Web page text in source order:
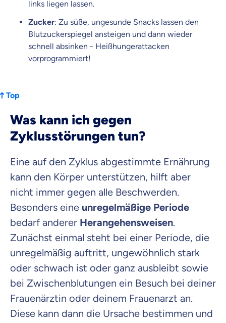
links liegen lassen.
Zucker: Zu süße, ungesunde Snacks lassen den
Blutzuckerspiegel ansteigen und dann wieder
schnell absinken - Heißhungerattacken
vorprogrammiert!
Top
Was kann ich gegen
Zyklusstörungen tun?
Eine auf den Zyklus abgestimmte Ernährung
kann den Körper unterstützen, hilft aber
nicht immer gegen alle Beschwerden.
Besonders eine unregelmäßige Periode
bedarf anderer Herangehensweisen.
Zunächst einmal steht bei einer Periode, die
unregelmäßig auftritt, ungewöhnlich stark
oder schwach ist oder ganz ausbleibt sowie
bei Zwischenblutungen ein Besuch bei deiner
Frauenärztin oder deinem Frauenarzt an.
Diese kann dann die Ursache bestimmen und